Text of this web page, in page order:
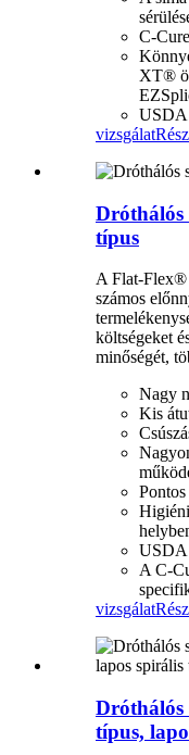
C-
XT®
USDA
vizsgálat
Dróthálós
típus
A Flat-Flex®
számos
költségeket
minőségét,
Nagy
Kis
USDA
A C-
vizsgálat
Dróthálós
típus,